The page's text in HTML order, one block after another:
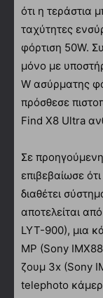
ότι η τεράστια
ταχύτητες
φόρτιση 50W.
μόνο με
W ασύρματης
πρόσθεσε
Find X8 Ultra
Σε
επιβεβαίωσε
διαθέτει
αποτελείται
LYT-900), μια
MP (Sony
ζουμ 3x (Sony
telephoto